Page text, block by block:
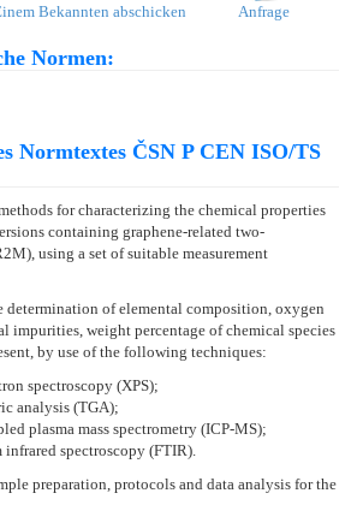
Bekannten abschicken Anfrage
Normen:
Normtextes ČSN P CEN ISO/TS
for characterizing the chemical properties
containing graphene-related two-
using a set of suitable measurement
determination of elemental composition, oxygen
impurities, weight percentage of chemical species
by use of the following techniques:
spectroscopy (XPS);
analysis (TGA);
plasma mass spectrometry (ICP-MS);
spectroscopy (FTIR).
preparation, protocols and data analysis for the